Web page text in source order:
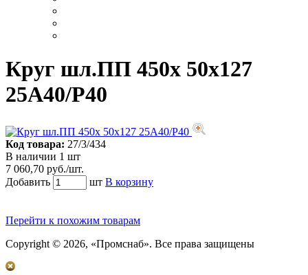
Круг шл.ПП 450х 50х127
25А40/Р40
Код товара: 27/3/434
В наличии 1 шт
7 060,70 руб./шт.
Добавить
шт В корзину
Перейти к похожим товарам
Copyright © 2026, «Промснаб». Все права защищены